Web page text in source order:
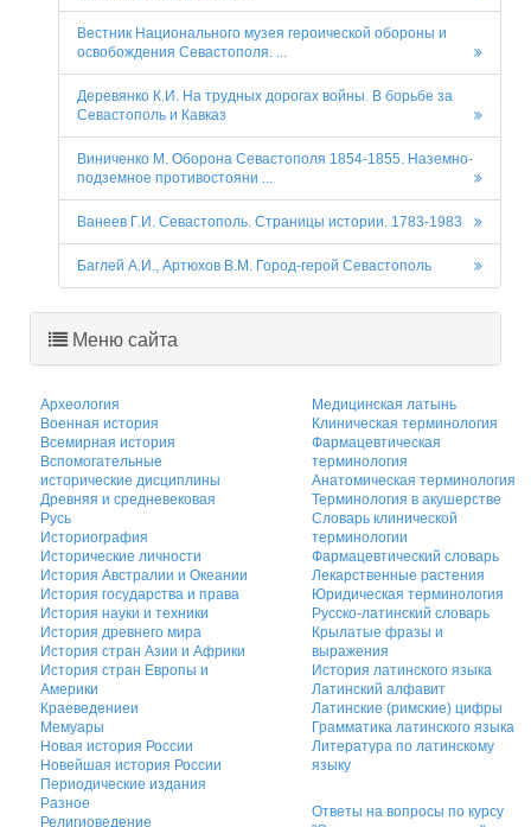
Вестник Национального музея героической обороны и
освобождения Севастополя. ...
Деревянко К.И. На трудных дорогах войны. В борьбе за
Севастополь и Кавказ
Виниченко М. Оборона Севастополя 1854-1855. Наземно-
подземное противостояни ...
Ванеев Г.И. Севастополь. Страницы истории. 1783-1983
Баглей А.И., Артюхов В.М. Город-герой Севастополь
Меню сайта
Археология
Военная история
Всемирная история
Вспомогательные
исторические дисциплины
Древняя и средневековая
Русь
Историография
Исторические личности
История Австралии и Океании
История государства и права
История науки и техники
История древнего мира
История стран Азии и Африки
История стран Европы и
Америки
Краеведениеи
Мемуары
Новая история России
Новейшая история России
Периодические издания
Разное
Религиоведение
Медицинская латынь
Клиническая терминология
Фармацевтическая
терминология
Анатомическая терминология
Терминология в акушерстве
Словарь клинической
терминологии
Фармацевтический словарь
Лекарственные растения
Юридическая терминология
Русско-латинский словарь
Крылатые фразы и
выражения
История латинского языка
Латинский алфавит
Латинские (римские) цифры
Грамматика латинского языка
Литература по латинскому
языку
Ответы на вопросы по курсу